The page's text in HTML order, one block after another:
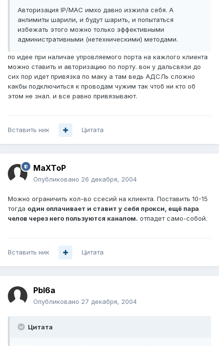
Авторизация IP/MAC имхо давно изжила себя. А
анлимиты шарили, и будут шарить, и попытаться
избежать этого можно только эффективными
административными (нетехническими) методами.
по идее при наличае упровляемого порта на кажлого клиента
можно ставить и авторизацию по порту. вон у дальсвязи до
сих пор идет привязка по маку а там ведь АДСЛь сложно
какбы подключиться к проводам чужим так чтоб ни кто об
этом не знал. и все равно привязывают.
Вставить ник Цитата
MaXToP
Опубликовано 26 декабря, 2004
Можно ограничить кол-во ссесий на клиента. Поставить 10-15
тогда один оплачивает и ставит у себя прокси, ещё пара
челов через него пользуются каналом. отпадет само-собой.
Вставить ник Цитата
PbI6a
Опубликовано 27 декабря, 2004
Цитата